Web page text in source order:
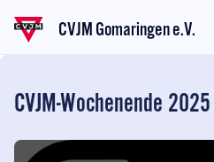
CVJM Gomaringen e.V.
CVJM-Wochenende 2025